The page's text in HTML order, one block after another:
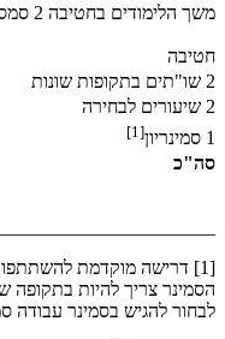
משך הלימודים בחטיבה 2 סמסטרים לפחות.
חטיבה
2 שו"תים בתקופות שונות
2 שיעורים לבחירה
1 סמינריון
[1]
סה"כ
[1] דרישה מוקדמת
הסמינר צריך להיות
לבחור להגיש בסמינר עבודה